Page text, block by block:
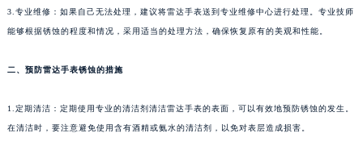
东莞市东城街道鸿福东路1号民盈国贸中心T1写字楼9层907室（需提前预约）
无锡市梁溪区人民中路139号恒隆广场写字楼1座11层1104室（需提前预约）
3.专业维修：如果自己无法处理，建议将雷达手表送到专业维修中心进行处理。专业技师
能够根据锈蚀的程度和情况，采用适当的处理方法，确保恢复原有的美观和性能。
二、预防雷达手表锈蚀的措施
1.定期清洁：定期使用专业的清洁剂清洁雷达手表的表面，可以有效地预防锈蚀的发生。
在清洁时，要注意避免使用含有酒精或氨水的清洁剂，以免对表层造成损害。